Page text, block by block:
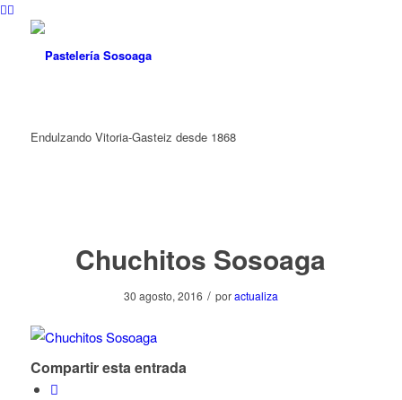
Endulzando Vitoria-Gasteiz desde 1868
Chuchitos Sosoaga
30 agosto, 2016 / poractualiza
Compartir esta entrada